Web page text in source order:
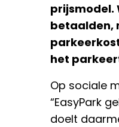
prijsmodel.
betaalden,
het
Op sociale
“EasyPark
doelt